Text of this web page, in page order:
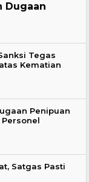
Dugaan
Tegas
Kematian
Penipuan
Satgas Pasti